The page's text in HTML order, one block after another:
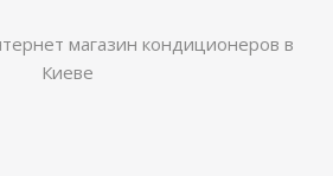
магазин кондиционеров в
Киеве